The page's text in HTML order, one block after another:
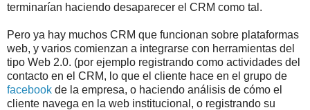
terminarían haciendo desaparecer el CRM como tal.
Pero ya hay muchos CRM que funcionan sobre plataformas
web, y varios comienzan a integrarse con herramientas del
tipo Web 2.0. (por ejemplo registrando como actividades del
contacto en el CRM, lo que el cliente hace en el grupo de
facebook de la empresa, o haciendo análisis de cómo el
cliente navega en la web institucional, o registrando su